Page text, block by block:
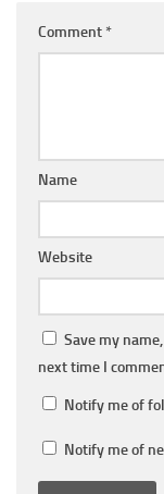
Comment *
Name
Website
Save my
next time I
Notify me of
Notify me of